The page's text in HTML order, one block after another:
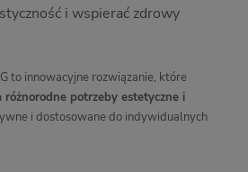
i wspierać zdrowy
to innowacyjne rozwiązanie, które
różnorodne potrzeby estetyczne i
i dostosowane do indywidualnych